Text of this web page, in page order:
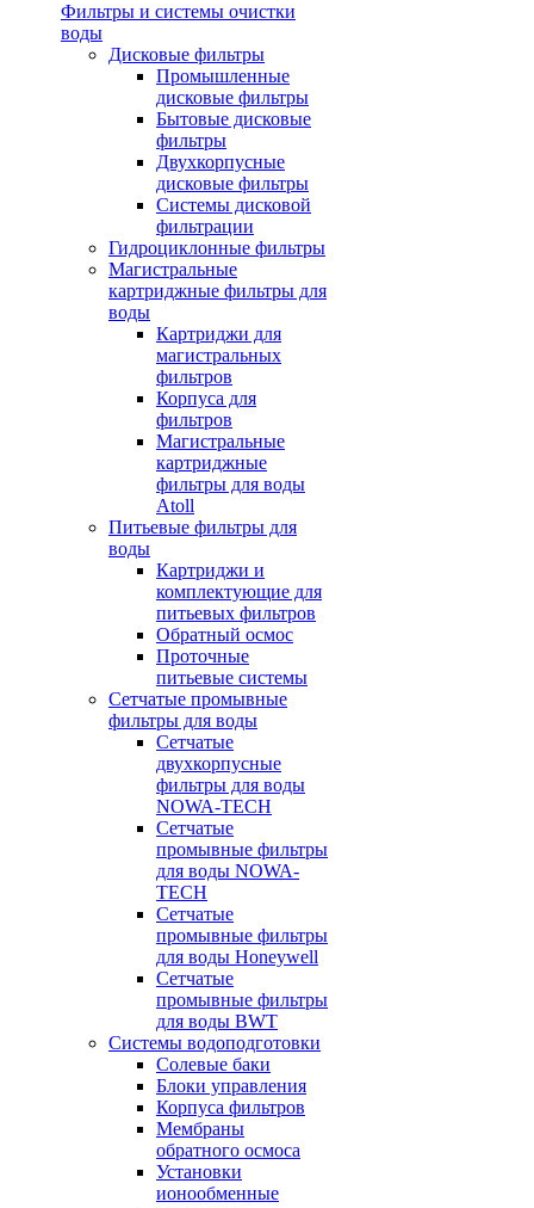
Фильтры и системы очистки
воды
Дисковые фильтры
Промышленные
дисковые фильтры
Бытовые дисковые
фильтры
Двухкорпусные
дисковые фильтры
Системы дисковой
фильтрации
Гидроциклонные фильтры
Магистральные
картриджные фильтры для
воды
Картриджи для
магистральных
фильтров
Корпуса для
фильтров
Магистральные
картриджные
фильтры для воды
Atoll
Питьевые фильтры для
воды
Картриджи и
комплектующие для
питьевых фильтров
Обратный осмос
Проточные
питьевые системы
Сетчатые промывные
фильтры для воды
Сетчатые
двухкорпусные
фильтры для воды
NOWA-TECH
Сетчатые
промывные фильтры
для воды NOWA-
TECH
Сетчатые
промывные фильтры
для воды Honeywell
Сетчатые
промывные фильтры
для воды BWT
Системы водоподготовки
Солевые баки
Блоки управления
Корпуса фильтров
Мембраны
обратного осмоса
Установки
ионообменные